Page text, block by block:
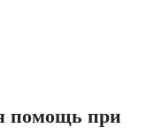
помощь при